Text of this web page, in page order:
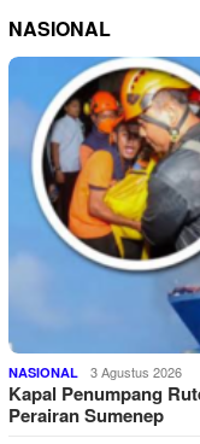
NASIONAL
NASIONAL 3 Agustus 2026
Kapal Penumpang
Perairan Sumenep